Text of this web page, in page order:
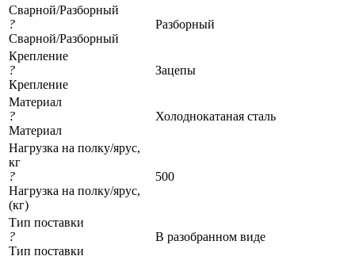
Сварной/Разборный
?
Сварной/Разборный
Разборный
Крепление
?
Крепление
Зацепы
Материал
?
Материал
Холоднокатаная сталь
Нагрузка на полку/ярус,
кг
?
Нагрузка на полку/ярус,
(кг)
500
Тип поставки
?
Тип поставки
В разобранном виде